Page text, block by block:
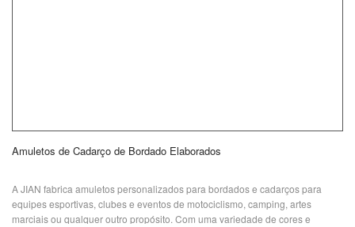
Amuletos de Cadarço de Bordado Elaborados
A JIAN fabrica amuletos personalizados para bordados e cadarços para
equipes esportivas, clubes e eventos de motociclismo, camping, artes
marciais ou qualquer outro propósito. Com uma variedade de cores e